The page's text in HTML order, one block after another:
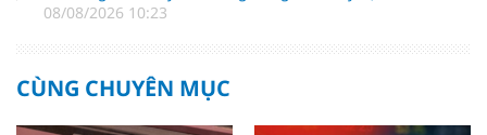
08/08/2026 10:23
CÙNG CHUYÊN MỤC